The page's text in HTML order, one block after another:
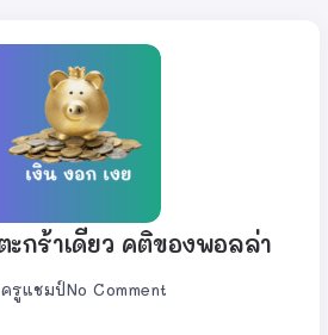
ะกร้าเดียว คติของพอลล่า
ครูแชมป์ No Comment